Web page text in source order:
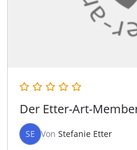
Der Etter-Art-
SE Von Stefanie Etter